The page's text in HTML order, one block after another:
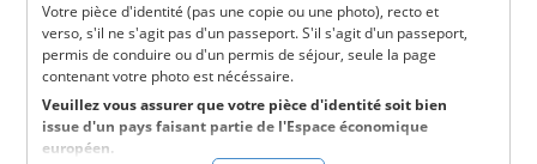
Votre pièce d'identité (pas une copie ou une photo), recto et
verso, s'il ne s'agit pas d'un passeport. S'il s'agit d'un passeport,
permis de conduire ou d'un permis de séjour, seule la page
contenant votre photo est nécéssaire.
Veuillez vous assurer que votre pièce d'identité soit bien
issue d'un pays faisant partie de l'Espace économique
européen.